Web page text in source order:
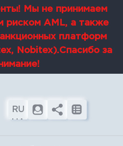
Мы не принимаем
риском AML, а также
платформ
Nobitex).Спасибо за
RU